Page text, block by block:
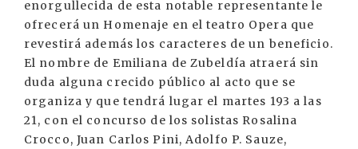
enorgullecida de esta notable representante le
ofrecerá un Homenaje en el teatro Opera que
revestirá además los caracteres de un beneficio.
El nombre de Emiliana de Zubeldía atraerá sin
duda alguna crecido público al acto que se
organiza y que tendrá lugar el martes 193 a las
21, con el concurso de los solistas Rosalina
Crocco, Juan Carlos Pini, Adolfo P. Sauze,